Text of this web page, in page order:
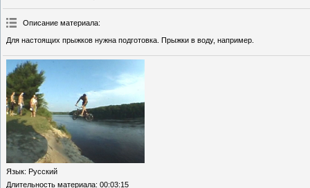
Описание материала:
Для настоящих прыжков нужна подготовка. Прыжки в воду, например.
Язык: Русский
Длительность материала: 00:03:15